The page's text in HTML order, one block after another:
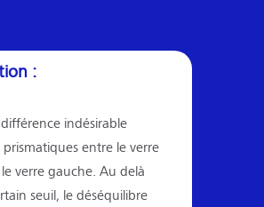
:
différence indésirable
prismatiques entre le verre
verre gauche. Au delà
seuil, le déséquilibre